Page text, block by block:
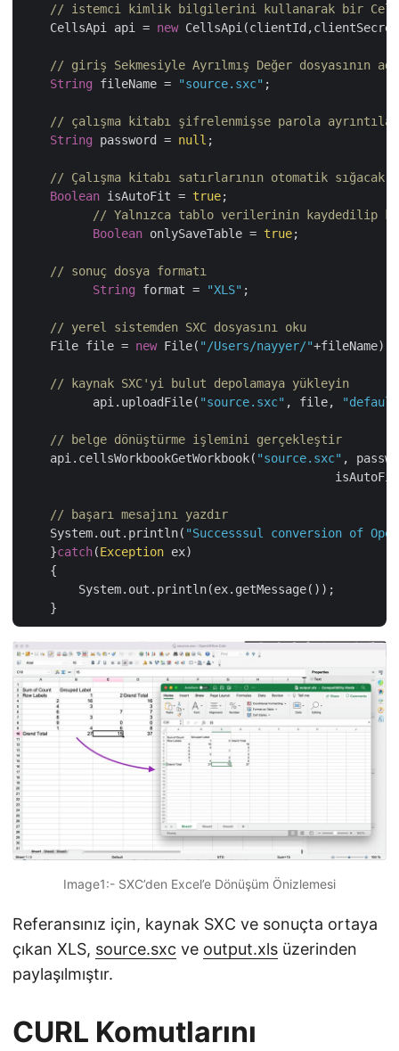
// istemci kimlik bilgilerini kullanarak bir
    CellsApi api =
new
// giriş Sekmesiyle Ayrılmış Değer dosyasının adı
String fileName = "source.sxc" ;
// çalışma kitabı şifrelenmişse parola
String password = null ;
// Çalışma kitabı satırlarının otomatik
Boolean isAutoFit = true;
// Yalnızca tablo verilerinin kaydedilip
Boolean onlySaveTable = true;
// sonuç dosya formatı
String format = "XLS" ;
// yerel sistemden SXC dosyasını oku
    File file =
new File( "/Users/nayyer/"+fileName);
// kaynak SXC'yi bulut depolamaya yükleyin
	  api.uploadFile(
"source.sxc" , file,
// belge dönüştürme işlemini gerçekleştir
    api.cellsWorkbookGetWorkbook(
"source.sxc" ,
// başarı mesajını yazdır
    System.out.println(
"Successsul conversion of
    }
catch(Exception ex)
    {
        System.out.println(ex.getMessage());
Image1:- SXC’den Excel’e Dönüşüm Önizlemesi
Referansınız için, kaynak SXC ve sonuçta ortaya
çıkan XLS, source.sxc ve output.xls üzerinden
paylaşılmıştır.
CURL Komutlarını